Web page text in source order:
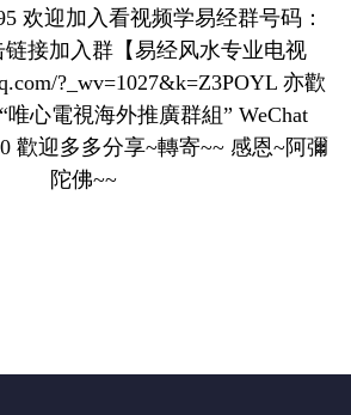
欢迎加入看视频学易经群号码：
链接加入群【易经风水专业电视
?_wv=1027&k=Z3POYL 亦歡
唯心電視海外推廣群組” WeChat
歡迎多多分享~轉寄~~ 感恩~阿彌
陀佛~~